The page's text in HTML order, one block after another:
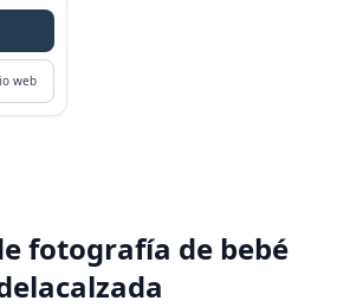
web
fotografía de bebé